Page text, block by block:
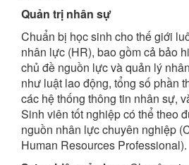
Quản trị nhân sự
Chuẩn bị học sinh cho thế giới
nhân lực (HR), bao gồm cả bảo
chủ đề nguồn lực và quản lý
như luật lao động, tổng số phần
các hệ thống thông tin nhân sự,
Sinh viên tốt nghiệp có thể theo
nguồn nhân lực chuyên nghiệp
Human Resources Professional).